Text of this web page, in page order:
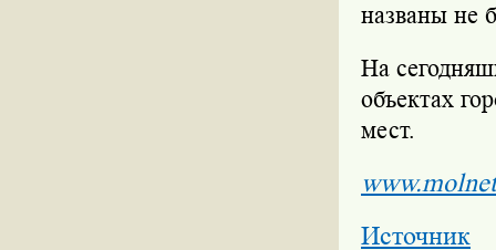
названы не
На
объектах
мест.
Источник